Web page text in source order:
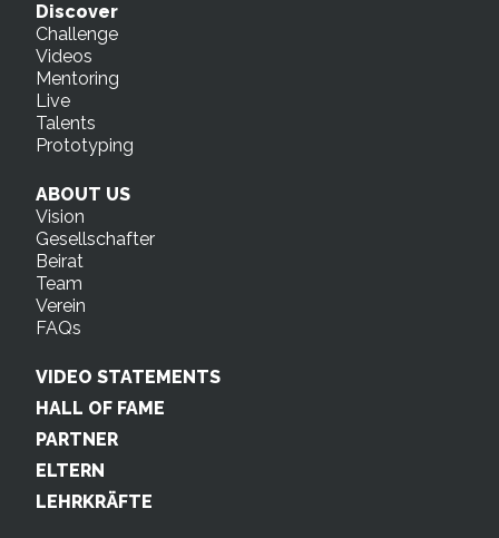
Discover
Challenge
Videos
Mentoring
Live
Talents
Prototyping
ABOUT US
Vision
Gesellschafter
Beirat
Team
Verein
FAQs
VIDEO STATEMENTS
HALL OF FAME
PARTNER
ELTERN
LEHRKRÄFTE